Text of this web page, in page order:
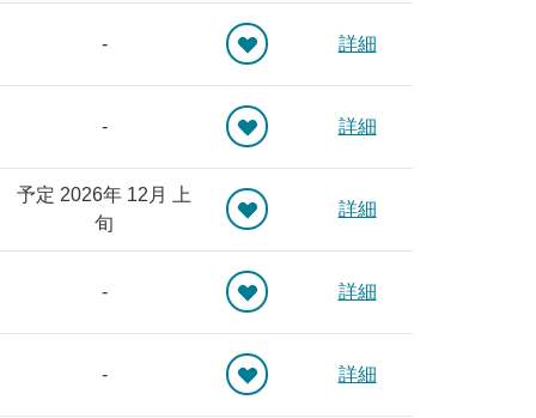
- 詳細
- 詳細
予定 2026年 12月 上
旬
詳細
- 詳細
- 詳細